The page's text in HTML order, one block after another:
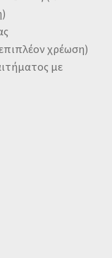
χρέωση)
με